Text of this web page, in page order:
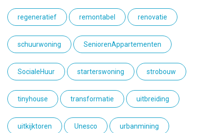
regeneratief remontabel renovatie
schuurwoning SeniorenAppartementen
SocialeHuur starterswoning strobouw
tinyhouse transformatie uitbreiding
uitkijktoren Unesco urbanmining